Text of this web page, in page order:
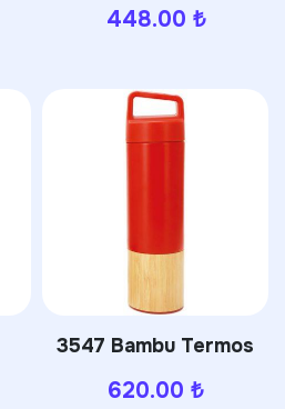
448.00 ₺
3547 Bambu Termos
620.00 ₺